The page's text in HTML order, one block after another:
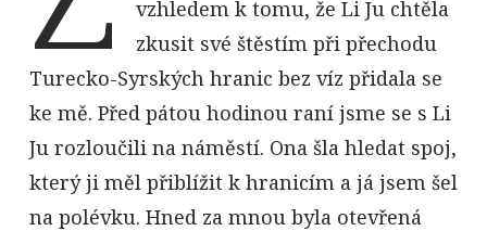
vzhledem k tomu, že Li Ju chtěla
zkusit své štěstím při přechodu
Turecko-Syrských hranic bez víz přidala se
ke mě. Před pátou hodinou raní jsme se s Li
Ju rozloučili na náměstí. Ona šla hledat spoj,
který ji měl přiblížit k hranicím a já jsem šel
na polévku. Hned za mnou byla otevřená